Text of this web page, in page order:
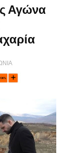
Αγώνα